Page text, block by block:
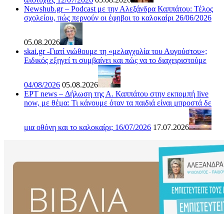
Newshub.gr – Podcast με την Αλεξάνδρα Καππάτου: Τέλος
σχολείου, πώς περνούν οι έφηβοι το καλοκαίρι 26/06/2026
05.08.2026
skai.gr -Γιατί νιώθουμε τη «μελαγχολία του Αυγούστου»;
Ειδικός εξηγεί τι συμβαίνει και πώς να το διαχειριστούμε
04/08/2026 05.08.2026
ΕΡΤ news – Δήλωση της Α. Καππάτου στην εκπομπή live
now, με θέμα: Τι κάνουμε όταν τα παιδιά είναι μπροστά δε
μια οθόνη και το καλοκαίρι; 16/07/2026 17.07.2026